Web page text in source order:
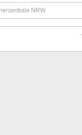
NRW